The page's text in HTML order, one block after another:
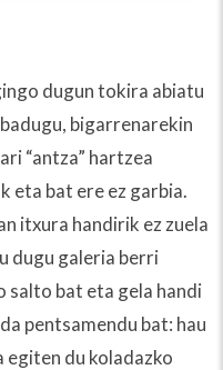
dugun tokira abiatu
bigarrenarekin
“antza” hartzea
eta bat ere ez garbia.
itxura handirik ez zuela
dugu galeria berri
bat eta gela handi
pentsamendu bat: hau
egiten du koladazko